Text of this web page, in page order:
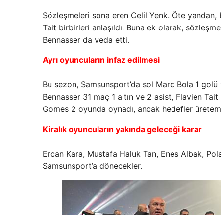
Sözleşmeleri sona eren Celil Yenk. Öte
Tait birbirleri anlaşıldı. Buna ek olarak,
Bennasser da veda etti.
Ayrı oyuncuların infaz edilmesi
Bu sezon, Samsunsport’da sol Marc Bola 1
Bennasser 31 maç 1 altın ve 2 asist, Flavien
Gomes 2 oyunda oynadı, ancak hedefler
Kiralık oyuncuların yakında geleceği karar
Ercan Kara, Mustafa Haluk Tan, Enes Albak,
Samsunsport’a dönecekler.